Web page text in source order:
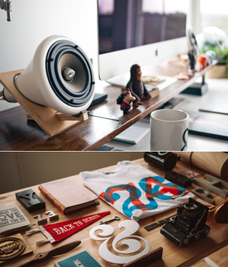
Межличностный ребрендинг: гипотеза и
Потребительский опрос в XXI веке